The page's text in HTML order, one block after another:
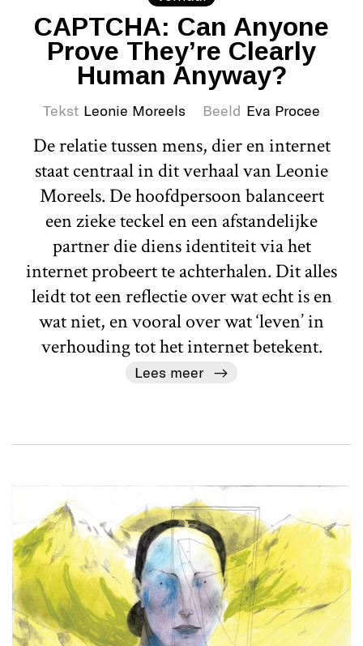
CAPTCHA: Can Anyone
Prove They’re Clearly
Human Anyway?
Tekst Leonie Moreels Beeld Eva Procee
De relatie tussen mens, dier en internet
staat centraal in dit verhaal van Leonie
Moreels. De hoofdpersoon balanceert
een zieke teckel en een afstandelijke
partner die diens identiteit via het
internet probeert te achterhalen. Dit alles
leidt tot een reflectie over wat echt is en
wat niet, en vooral over wat ‘leven’ in
verhouding tot het internet betekent.
Lees meer